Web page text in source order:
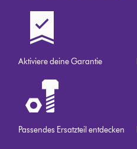
Aktiviere deine Garantie
Passendes Ersatzteil entdecken